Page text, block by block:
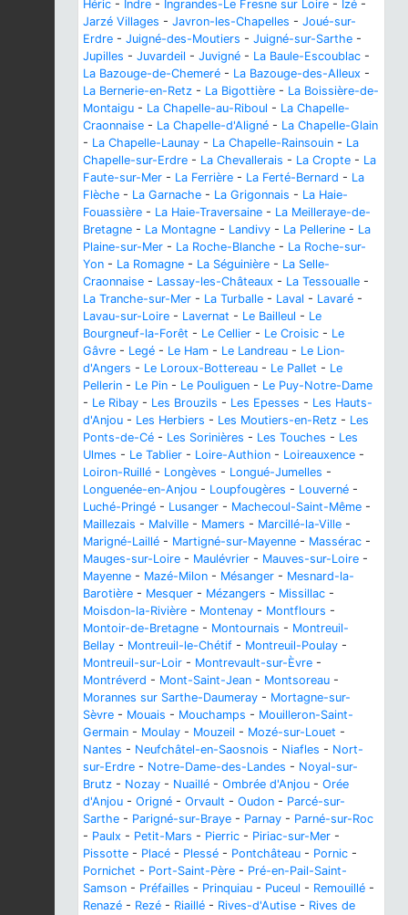
Héric - Indre - Ingrandes-Le Fresne sur Loire - Izé -
Jarzé Villages - Javron-les-Chapelles - Joué-sur-
Erdre - Juigné-des-Moutiers - Juigné-sur-Sarthe -
Jupilles - Juvardeil - Juvigné - La Baule-Escoublac -
La Bazouge-de-Chemeré - La Bazouge-des-Alleux -
La Bernerie-en-Retz - La Bigottière - La Boissière-de-
Montaigu - La Chapelle-au-Riboul - La Chapelle-
Craonnaise - La Chapelle-d'Aligné - La Chapelle-Glain
- La Chapelle-Launay - La Chapelle-Rainsouin - La
Chapelle-sur-Erdre - La Chevallerais - La Cropte - La
Faute-sur-Mer - La Ferrière - La Ferté-Bernard - La
Flèche - La Garnache - La Grigonnais - La Haie-
Fouassière - La Haie-Traversaine - La Meilleraye-de-
Bretagne - La Montagne - Landivy - La Pellerine - La
Plaine-sur-Mer - La Roche-Blanche - La Roche-sur-
Yon - La Romagne - La Séguinière - La Selle-
Craonnaise - Lassay-les-Châteaux - La Tessoualle -
La Tranche-sur-Mer - La Turballe - Laval - Lavaré -
Lavau-sur-Loire - Lavernat - Le Bailleul - Le
Bourgneuf-la-Forêt - Le Cellier - Le Croisic - Le
Gâvre - Legé - Le Ham - Le Landreau - Le Lion-
d'Angers - Le Loroux-Bottereau - Le Pallet - Le
Pellerin - Le Pin - Le Pouliguen - Le Puy-Notre-Dame
- Le Ribay - Les Brouzils - Les Epesses - Les Hauts-
d'Anjou - Les Herbiers - Les Moutiers-en-Retz - Les
Ponts-de-Cé - Les Sorinières - Les Touches - Les
Ulmes - Le Tablier - Loire-Authion - Loireauxence -
Loiron-Ruillé - Longèves - Longué-Jumelles -
Longuenée-en-Anjou - Loupfougères - Louverné -
Luché-Pringé - Lusanger - Machecoul-Saint-Même -
Maillezais - Malville - Mamers - Marcillé-la-Ville -
Marigné-Laillé - Martigné-sur-Mayenne - Massérac -
Mauges-sur-Loire - Maulévrier - Mauves-sur-Loire -
Mayenne - Mazé-Milon - Mésanger - Mesnard-la-
Barotière - Mesquer - Mézangers - Missillac -
Moisdon-la-Rivière - Montenay - Montflours -
Montoir-de-Bretagne - Montournais - Montreuil-
Bellay - Montreuil-le-Chétif - Montreuil-Poulay -
Montreuil-sur-Loir - Montrevault-sur-Èvre -
Montréverd - Mont-Saint-Jean - Montsoreau -
Morannes sur Sarthe-Daumeray - Mortagne-sur-
Sèvre - Mouais - Mouchamps - Mouilleron-Saint-
Germain - Moulay - Mouzeil - Mozé-sur-Louet -
Nantes - Neufchâtel-en-Saosnois - Niafles - Nort-
sur-Erdre - Notre-Dame-des-Landes - Noyal-sur-
Brutz - Nozay - Nuaillé - Ombrée d'Anjou - Orée
d'Anjou - Origné - Orvault - Oudon - Parcé-sur-
Sarthe - Parigné-sur-Braye - Parnay - Parné-sur-Roc
- Paulx - Petit-Mars - Pierric - Piriac-sur-Mer -
Pissotte - Placé - Plessé - Pontchâteau - Pornic -
Pornichet - Port-Saint-Père - Pré-en-Pail-Saint-
Samson - Préfailles - Prinquiau - Puceul - Remouillé -
Renazé - Rezé - Riaillé - Rives-d'Autise - Rives de